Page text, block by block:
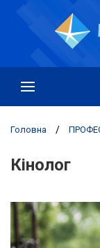
Головна /
Кінолог